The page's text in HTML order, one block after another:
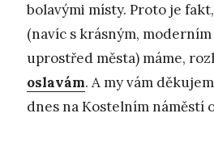
bolavými místy. Proto je
(navíc s krásným,
uprostřed města) máme,
oslavám. A my vám
dnes na Kostelním náměstí